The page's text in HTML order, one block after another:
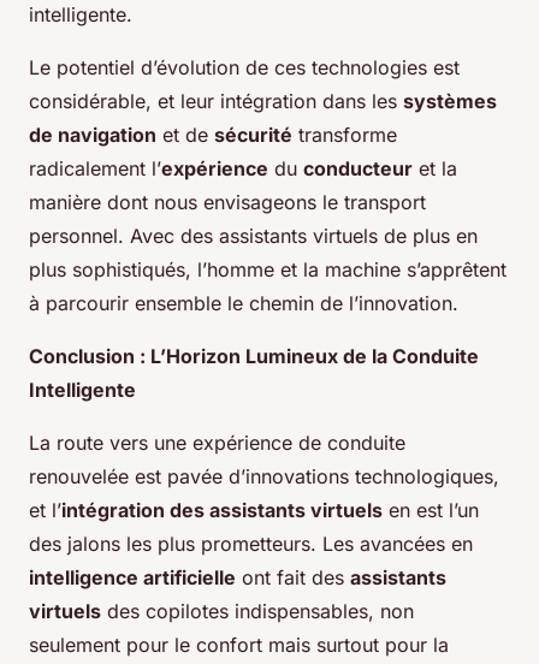
intelligente.
Le potentiel d’évolution de ces technologies est
considérable, et leur intégration dans les systèmes
de navigation et de sécurité transforme
radicalement l’expérience du conducteur et la
manière dont nous envisageons le transport
personnel. Avec des assistants virtuels de plus en
plus sophistiqués, l’homme et la machine s’apprêtent
à parcourir ensemble le chemin de l’innovation.
Conclusion : L’Horizon Lumineux de la Conduite
Intelligente
La route vers une expérience de conduite
renouvelée est pavée d’innovations technologiques,
et l’intégration des assistants virtuels en est l’un
des jalons les plus prometteurs. Les avancées en
intelligence artificielle ont fait des assistants
virtuels des copilotes indispensables, non
seulement pour le confort mais surtout pour la